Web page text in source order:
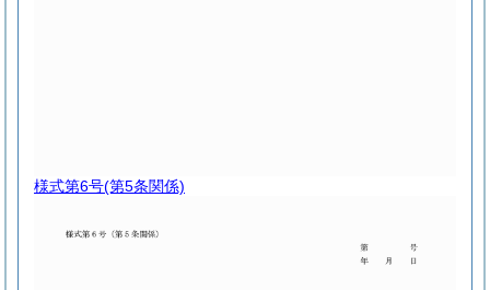
様式第6号(第5条関係)